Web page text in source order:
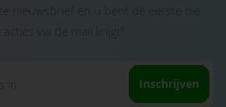
Inschrijven